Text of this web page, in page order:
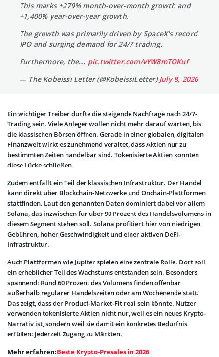
This marks +279% month-over-month growth and
+1,400% year-over-year growth.
The growth was primarily driven by SpaceX's record
IPO and surging demand for 24/7 trading.
Furthermore, the… pic.twitter.com/vYW8mTOKuf
— The Kobeissi Letter (@KobeissiLetter)July 8, 2026
Ein wichtiger Treiber dürfte die steigende Nachfrage nach 24/7-
Trading sein. Viele Anleger wollen nicht mehr darauf warten, bis
die klassischen Börsen öffnen. Gerade in einer globalen, digitalen
Finanzwelt wirkt es zunehmend veraltet, dass Aktien nur zu
bestimmten Zeiten handelbar sind. Tokenisierte Aktien könnten
diese Lücke schließen.
Zudem entfällt ein Teil der klassischen Infrastruktur. Der Handel
kann direkt über Blockchain-Netzwerke und Onchain-Plattformen
stattfinden. Laut den genannten Daten dominiert dabei vor allem
Solana, das inzwischen für über 90 Prozent des Handelsvolumens in
diesem Segment stehen soll. Solana profitiert hier von niedrigen
Gebühren, hoher Geschwindigkeit und einer aktiven DeFi-
Infrastruktur.
Auch Plattformen wie Jupiter spielen eine zentrale Rolle. Dort soll
ein erheblicher Teil des Wachstums entstanden sein. Besonders
spannend: Rund 60 Prozent des Volumens finden offenbar
außerhalb regulärer Handelszeiten oder am Wochenende statt.
Das zeigt, dass der Product-Market-Fit real sein könnte. Nutzer
verwenden tokenisierte Aktien nicht nur, weil es ein neues Krypto-
Narrativ ist, sondern weil sie damit ein konkretes Bedürfnis
erfüllen: jederzeit Zugang zu Märkten.
Mehr erfahren:Beste Krypto-Presales in 2026